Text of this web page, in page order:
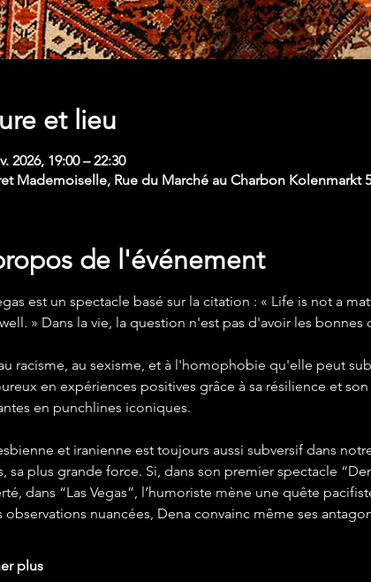
et lieu
2026, 19:00 – 22:30
Mademoiselle, Rue du Marché au Charbon Kolenmarkt
de l'événement
est un spectacle basé sur la citation : « Life is not a
» Dans la vie, la question n'est pas d'avoir les
racisme, au sexisme, et à l'homophobie qu'elle peut
en expériences positives grâce à sa résilience et
en punchlines iconiques.
et iranienne est toujours aussi subversif dans
sa plus grande force. Si, dans son premier spectacle
dans “Las Vegas”, l’humoriste mène une quête
observations nuancées, Dena convainc même ses
plus